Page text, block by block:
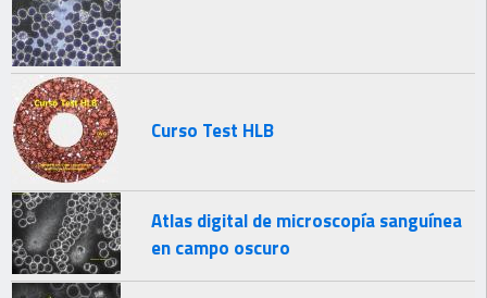
Curso Test HLB
Atlas digital de microscopía sanguínea
en campo oscuro